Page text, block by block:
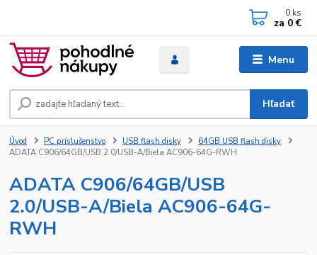
Menu
Hľadať
0 ks
za 0 €
Úvod PC príslušenstvo USB flash disky
64GB USB flash disky
ADATA C906/64GB/USB 2.0/USB-A/Biela AC906-64G-RWH
ADATA C906/64GB/USB
2.0/USB-A/Biela AC906-64G-
RWH